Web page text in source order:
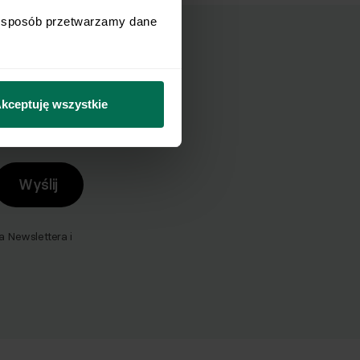
przetwarzamy dane
wszystkie
Wyślij
Newslettera i